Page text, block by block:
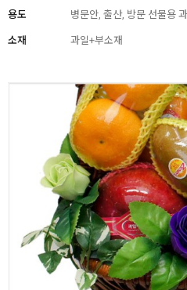
용도 병문안, 출산, 방문 선물용
소재 과일+부소재